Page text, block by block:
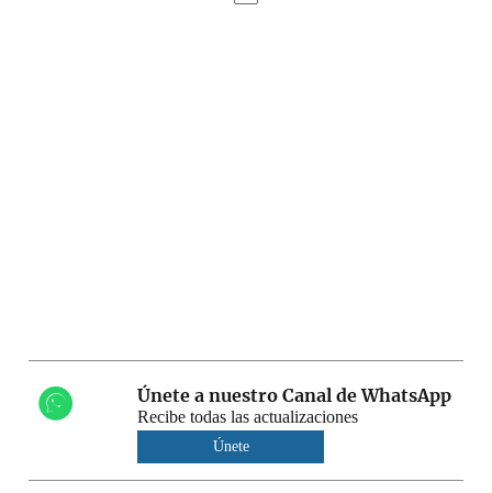
Únete a nuestro Canal de WhatsApp
Recibe todas las actualizaciones
Únete